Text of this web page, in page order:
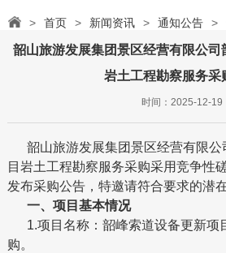
人力资源
> 首页 > 新闻资讯 > 通知公告 >
韶山旅游发展集团景区经营有限公司
岩土工程勘察服务采
时间：2025-12-19
韶山旅游发展集团景区经营有限
目岩土工程勘察服务采购采用竞争性
发布采购公告，特邀请符合要求的潜
一、项目基本情况
1.项目名称：韶峰索道设备更新项
购。